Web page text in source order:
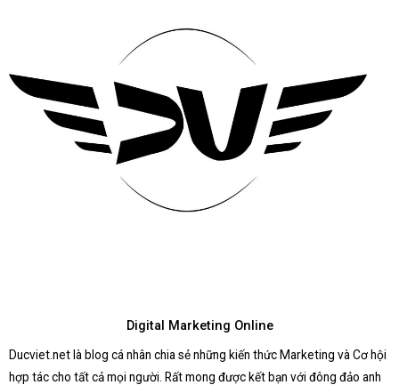
Digital Marketing Online
Ducviet.net là blog cá nhân chia sẻ những kiến thức Marketing và Cơ hội
hợp tác cho tất cả mọi người. Rất mong được kết bạn với đông đảo anh